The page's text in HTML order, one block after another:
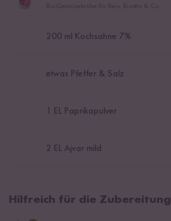
200 ml Kochsahne 7%
etwas Pfeffer & Salz
1 EL Paprikapulver
2 EL Ajvar mild
Hilfreich für die Zubereitung